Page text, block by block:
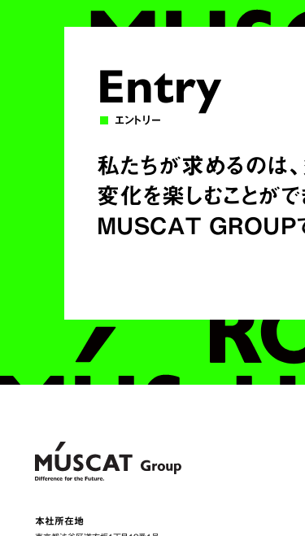
Entry
エントリー
私たちが求めるのは、
変化を楽しむことがで
MUSCAT GROUP
本社所在地